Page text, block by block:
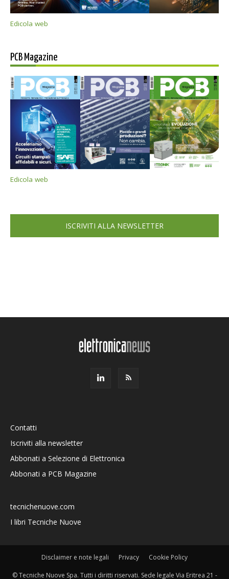
Edicola web
PCB Magazine
Edicola web
ISCRIVITI ALLA NEWSLETTER
Contatti
Iscriviti alla newsletter
Abbonati a Selezione di Elettronica
Abbonati a PCB Magazine
tecnichenuove.com
I libri Tecniche Nuove
Disclaimer e note legali Privacy Cookie Policy
© Tecniche Nuove Spa. Tutti i diritti riservati. Sede legale Via Eritrea 21 -